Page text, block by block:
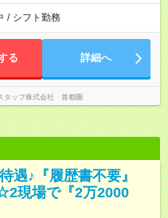
/ シフト勤務
る 詳細へ
タッフ株式会社 首都圏
遇♪『履歴書不要』
現場で『2万2000